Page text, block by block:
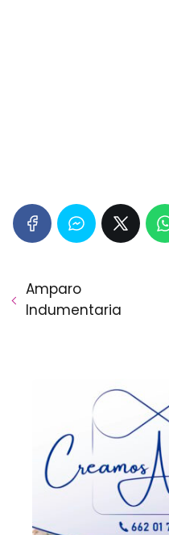
Amparo
Indumentaria